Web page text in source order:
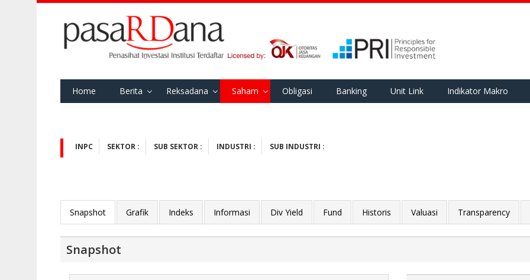
Home Berita Reksadana Saham Obligasi Banking Unit Link Indikator Makro
INPC SEKTOR : SUB SEKTOR : INDUSTRI : SUB INDUSTRI :
Snapshot Grafik Indeks Informasi Div Yield Fund Historis Valuasi Transparency
Snapshot